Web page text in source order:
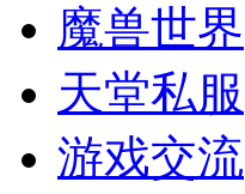
魔兽世界
天堂私服
游戏交流